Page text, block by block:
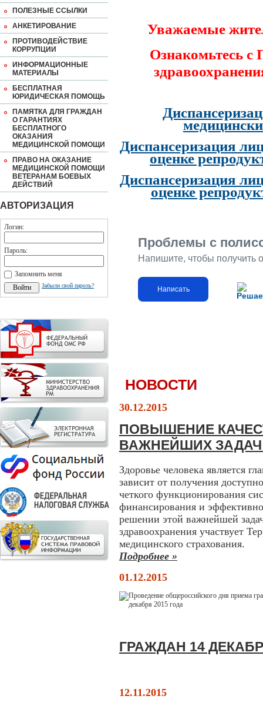
ПОЛЕЗНЫЕ ССЫЛКИ
АНКЕТИРОВАНИЕ
ПРОТИВОДЕЙСТВИЕ
КОРРУПЦИИ
ИНФОРМАЦИОННЫЕ
МАТЕРИАЛЫ
БЕСПЛАТНАЯ
ЮРИДИЧЕСКАЯ ПОМОЩЬ
ПАМЯТКА ДЛЯ ГРАЖДАН
О ГАРАНТИЯХ
БЕСПЛАТНОГО
ОКАЗАНИЯ
МЕДИЦИНСКОЙ ПОМОЩИ
ПРАВО НА ОКАЗАНИЕ
МЕДИЦИНСКОЙ ПОМОЩИ
ВЕТЕРАНАМ БОЕВЫХ
ДЕЙСТВИЙ
АВТОРИЗАЦИЯ
Логин:
Пароль:
Запомнить меня
Забыли свой пароль?
Уважаемые
Ознакомьтесь
Диспансеризация
оценке
Диспансеризация
оценке
Проблемы с
Напишите, чтобы получить
Написать
НОВОСТИ
30.12.2015
ПОВЫШЕНИЕ
ВАЖНЕЙШИХ
Здоровье человека является
зависит от получения
четкого функционирования
финансирования и
решении этой важнейшей
здравоохранения участвует
медицинского страхования.
Подробнее »
01.12.2015
ГРАЖДАН 14
12.11.2015